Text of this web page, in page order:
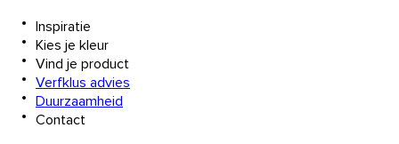
Inspiratie
Kies je kleur
Vind je product
Verfklus advies
Duurzaamheid
Contact